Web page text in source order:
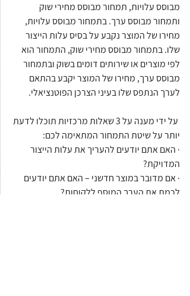
מבוסס עלויות, תמחור מבוסס מחירי שוק
ותמחור מבוסס ערך. בתמחור מבוסס עלויות,
מחירו של המוצר נקבע על בסיס עלות הייצור
שלו. בתמחור מבוסס מחירי שוק, התמחור הוא
לפי מוצרים או שירותים דומים בשוק ובתמחור
מבוסס ערך, מחירו של המוצר יקבע בהתאם
לערך הנתפס שלו בעיני הצרכן הפוטנציאלי.
על ידי מענה על 3 שאלות מרכזיות תוכלו לדעת
יותר על שיטת התמחור המתאימה לכם:
· האם אתם יודעים להעריך את עלות הייצור
המדויקת?
· אם מדובר במוצר חדשני – האם אתם יודעים
לכמת את הערך המוסף ללקוחות?